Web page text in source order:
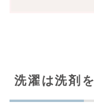
洗濯は洗剤